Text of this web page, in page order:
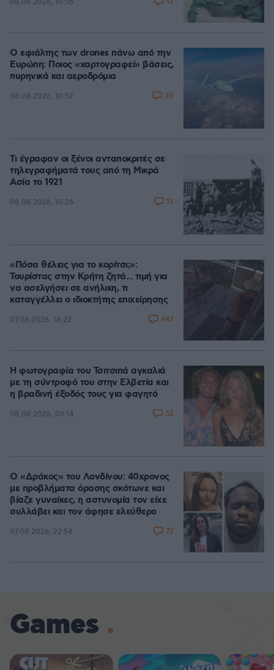
08.08.2026, 10:56
Ο εφιάλτης των drones πάνω από την
Ευρώπη: Ποιος «χαρτογραφεί» βάσεις,
πυρηνικά και αεροδρόμια
08.08.2026, 10:57 30
Τι έγραφαν οι ξένοι ανταποκριτές σε
τηλεγραφήματά τους από τη Μικρά
Ασία το 1921
08.08.2026, 10:26 12
«Πόσα θέλεις για το κορίτσι;»:
Τουρίστας στην Κρήτη ζητά... τιμή για
να ασελγήσει σε ανήλικη, τι
καταγγέλλει ο ιδιοκτήτης επιχείρησης
07.08.2026, 18:22 442
Η φωτογραφία του Τσιτσιπά αγκαλιά
με τη σύντροφό του στην Ελβετία και
η βραδινή έξοδός τους για φαγητό
08.08.2026, 09:14 52
Ο «Δράκος» του Λονδίνου: 40χρονος
με προβλήματα όρασης σκότωνε και
βίαζε γυναίκες, η αστυνομία τον είχε
συλλάβει και τον άφησε ελεύθερο
07.08.2026, 22:54 72
Games